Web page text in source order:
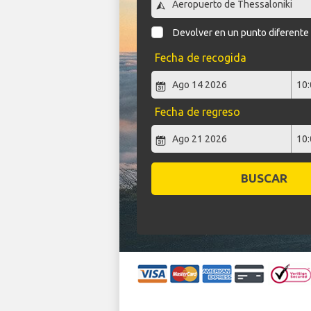
Devolver en un punto diferente
Fecha de recogida
Fecha de regreso
BUSCAR